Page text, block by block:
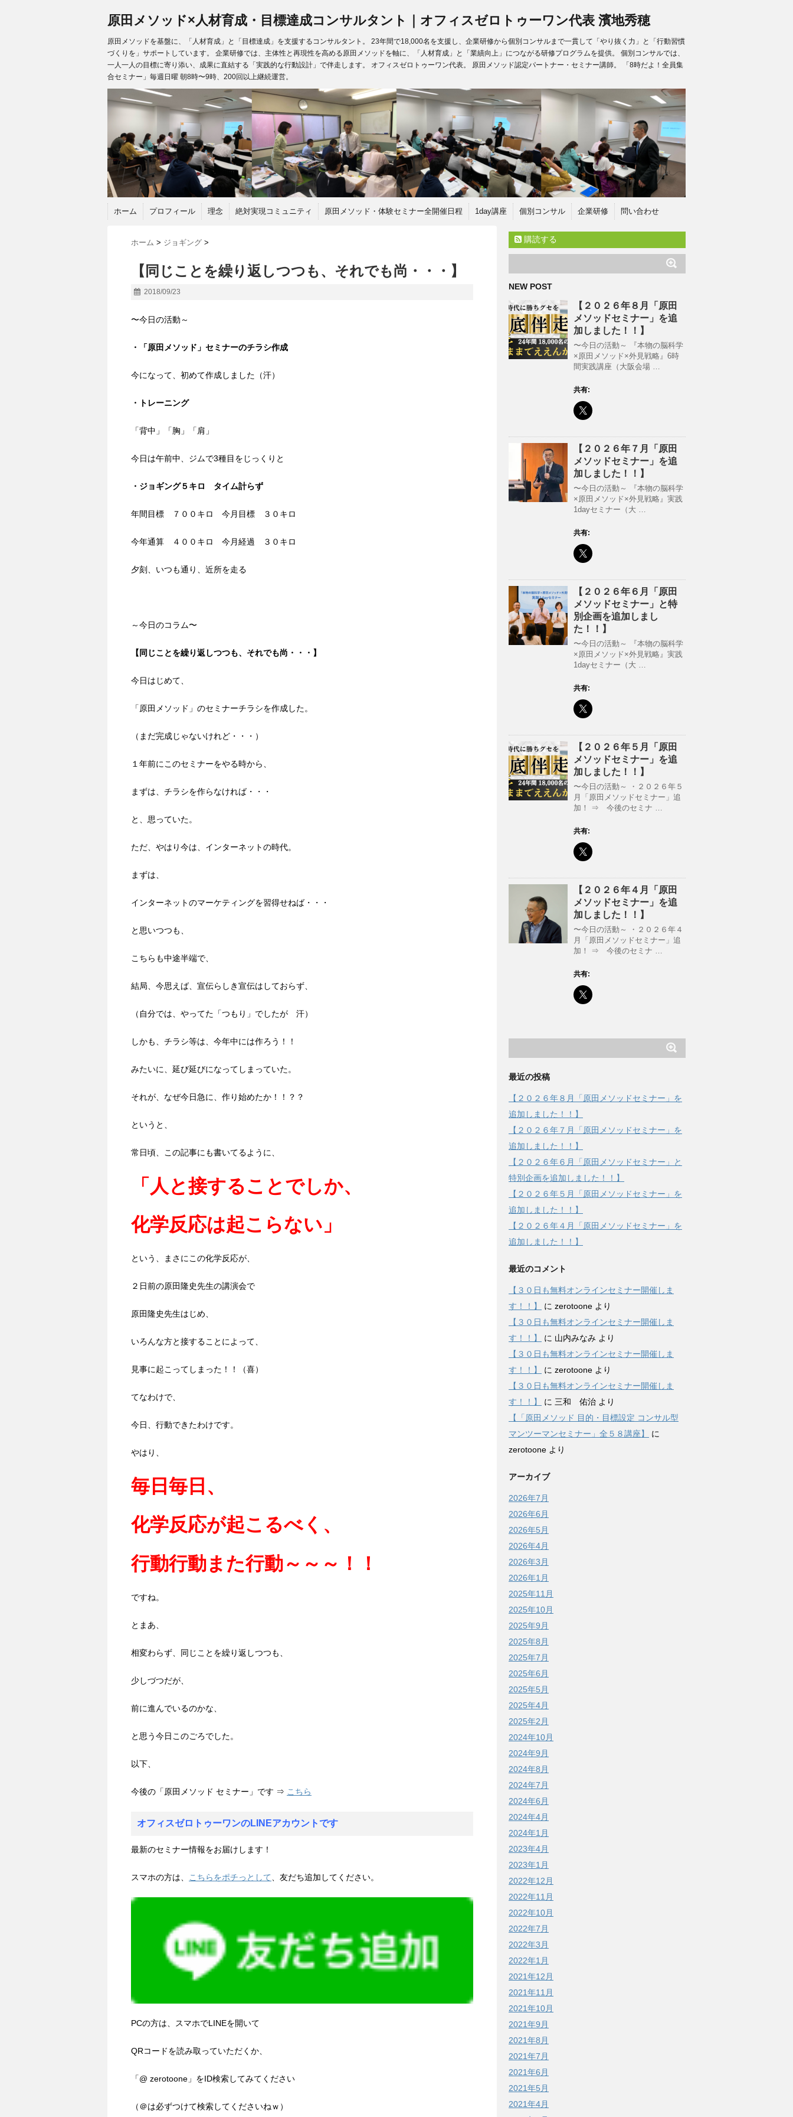
原田メソッド×人材育成・目標達成コンサルタント｜オフィスゼロトゥーワン代表 濱地秀穂
原田メソッドを基盤に、「人材育成」と「目標達成」を支援するコンサルタント。 23年間で18,000名を支援し、企業研修から個別コンサルまで一貫して「やり抜く力」と「行動習慣
づくりを」サポートしています。 企業研修では、主体性と再現性を高める原田メソッドを軸に、「人材育成」と「業績向上」につながる研修プログラムを提供。 個別コンサルでは、
一人一人の目標に寄り添い、成果に直結する「実践的な行動設計」で伴走します。 オフィスゼロトゥーワン代表。 原田メソッド認定パートナー・セミナー講師。 「8時だよ！全員集
合セミナー」毎週日曜 朝8時〜9時、200回以上継続運営。
ホーム プロフィール 理念 絶対実現コミュニティ 原田メソッド・体験セミナー全開催日程 1day講座 個別コンサル 企業研修 問い合わせ
ホーム > ジョギング >
【同じことを繰り返しつつも、それでも尚・・・】
2018/09/23
〜今日の活動～
・「原田メソッド」セミナーのチラシ作成
今になって、初めて作成しました（汗）
・トレーニング
「背中」「胸」「肩」
今日は午前中、ジムで3種目をじっくりと
・ジョギング５キロ タイム計らず
年間目標 ７００キロ 今月目標 ３０キロ
今年通算 ４００キロ 今月経過 ３０キロ
夕刻、いつも通り、近所を走る
～今日のコラム〜
【同じことを繰り返しつつも、それでも尚・・・】
今日はじめて、
「原田メソッド」のセミナーチラシを作成した。
（まだ完成じゃないけれど・・・）
１年前にこのセミナーをやる時から、
まずは、チラシを作らなければ・・・
と、思っていた。
ただ、やはり今は、インターネットの時代。
まずは、
インターネットのマーケティングを習得せねば・・・
と思いつつも、
こちらも中途半端で、
結局、今思えば、宣伝らしき宣伝はしておらず、
（自分では、やってた「つもり」でしたが 汗）
しかも、チラシ等は、今年中には作ろう！！
みたいに、延び延びになってしまっていた。
それが、なぜ今日急に、作り始めたか！！？？
というと、
常日頃、この記事にも書いてるように、
「人と接することでしか、
化学反応は起こらない」
という、まさにこの化学反応が、
２日前の原田隆史先生の講演会で
原田隆史先生はじめ、
いろんな方と接することによって、
見事に起こってしまった！！（喜）
てなわけで、
今日、行動できたわけです。
やはり、
毎日毎日、
化学反応が起こるべく、
行動行動また行動～～～！！
ですね。
とまあ、
相変わらず、同じことを繰り返しつつも、
少しづつだが、
前に進んでいるのかな、
と思う今日このごろでした。
以下、
今後の「原田メソッド セミナー」です ⇒ こちら
オフィスゼロトゥーワンのLINEアカウントです
最新のセミナー情報をお届けします！
スマホの方は、 こちらをポチっとして 、友だち追加してください。
PCの方は、スマホでLINEを開いて
QRコードを読み取っていただくか、
「@ zerotoone」をID検索してみてください
（＠は必ずつけて検索してくださいねｗ）
購読する
NEW POST
【２０２６年８月「原田
メソッドセミナー」を追
加しました！！】
〜今日の活動～ 『本物の脳科学
×原田メソッド×外見戦略』6時
間実践講座（大阪会場 …
共有:
【２０２６年７月「原田
メソッドセミナー」を追
加しました！！】
〜今日の活動～ 『本物の脳科学
×原田メソッド×外見戦略』実践
1dayセミナー（大 …
共有:
【２０２６年６月「原田
メソッドセミナー」と特
別企画を追加しまし
た！！】
〜今日の活動～ 『本物の脳科学
×原田メソッド×外見戦略』実践
1dayセミナー（大 …
共有:
【２０２６年５月「原田
メソッドセミナー」を追
加しました！！】
〜今日の活動～ ・２０２６年５
月「原田メソッドセミナー」追
加！ ⇒ 今後のセミナ …
共有:
【２０２６年４月「原田
メソッドセミナー」を追
加しました！！】
〜今日の活動～ ・２０２６年４
月「原田メソッドセミナー」追
加！ ⇒ 今後のセミナ …
共有:
最近の投稿
【２０２６年８月「原田メソッドセミナー」を
追加しました！！】
【２０２６年７月「原田メソッドセミナー」を
追加しました！！】
【２０２６年６月「原田メソッドセミナー」と
特別企画を追加しました！！】
【２０２６年５月「原田メソッドセミナー」を
追加しました！！】
【２０２６年４月「原田メソッドセミナー」を
追加しました！！】
最近のコメント
【３０日も無料オンラインセミナー開催しま
す！！】
に zerotoone より
【３０日も無料オンラインセミナー開催しま
す！！】
に 山内みなみ より
【３０日も無料オンラインセミナー開催しま
す！！】
に zerotoone より
【３０日も無料オンラインセミナー開催しま
す！！】
に 三和 佑治 より
【「原田メソッド 目的・目標設定 コンサル型
マンツーマンセミナー」全５８講座】
に
zerotoone より
アーカイブ
2026年7月
2026年6月
2026年5月
2026年4月
2026年3月
2026年1月
2025年11月
2025年10月
2025年9月
2025年8月
2025年7月
2025年6月
2025年5月
2025年4月
2025年2月
2024年10月
2024年9月
2024年8月
2024年7月
2024年6月
2024年4月
2024年1月
2023年4月
2023年1月
2022年12月
2022年11月
2022年10月
2022年7月
2022年3月
2022年1月
2021年12月
2021年11月
2021年10月
2021年9月
2021年8月
2021年7月
2021年6月
2021年5月
2021年4月